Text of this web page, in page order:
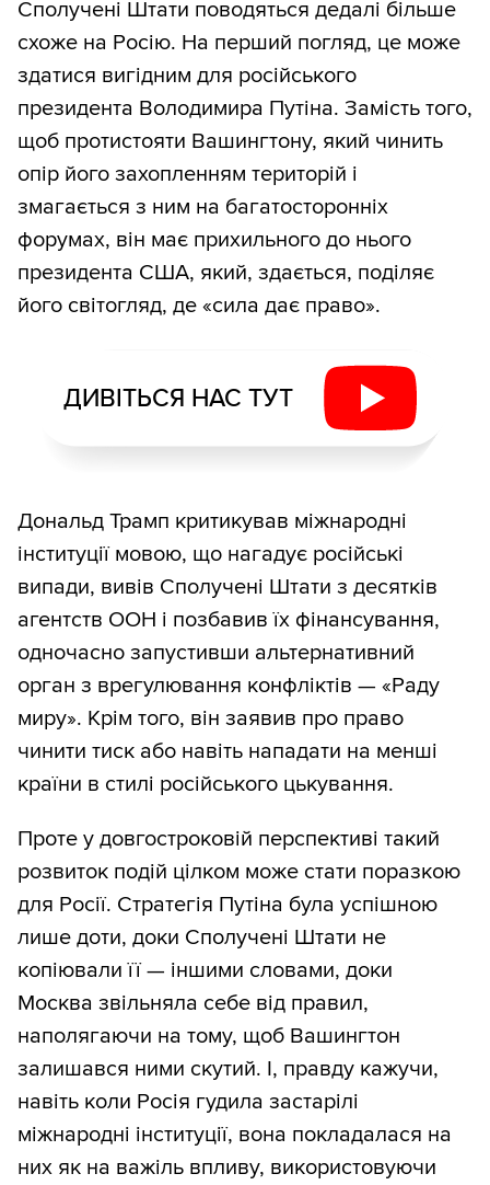
Сполучені Штати поводяться дедалі більше
схоже на Росію. На перший погляд, це може
здатися вигідним для російського
президента Володимира Путіна. Замість того,
щоб протистояти Вашингтону, який чинить
опір його захопленням територій і
змагається з ним на багатосторонніх
форумах, він має прихильного до нього
президента США, який, здається, поділяє
його світогляд, де «сила дає право».
ДИВІТЬСЯ НАС ТУТ
Дональд Трамп критикував міжнародні
інституції мовою, що нагадує російські
випади, вивів Сполучені Штати з десятків
агентств ООН і позбавив їх фінансування,
одночасно запустивши альтернативний
орган з врегулювання конфліктів — «Раду
миру». Крім того, він заявив про право
чинити тиск або навіть нападати на менші
країни в стилі російського цькування.
Проте у довгостроковій перспективі такий
розвиток подій цілком може стати поразкою
для Росії. Стратегія Путіна була успішною
лише доти, доки Сполучені Штати не
копіювали її — іншими словами, доки
Москва звільняла себе від правил,
наполягаючи на тому, щоб Вашингтон
залишався ними скутий. І, правду кажучи,
навіть коли Росія гудила застарілі
міжнародні інституції, вона покладалася на
них як на важіль впливу, використовуючи